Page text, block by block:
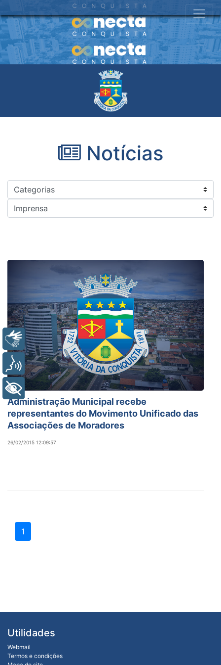
Notícias
Administração Municipal recebe
representantes do Movimento Unificado das
Associações de Moradores
26/02/2015 12:09:57
1
Utilidades
Webmail
Termos e condições
Libras
Voz
+ Acessibilidade